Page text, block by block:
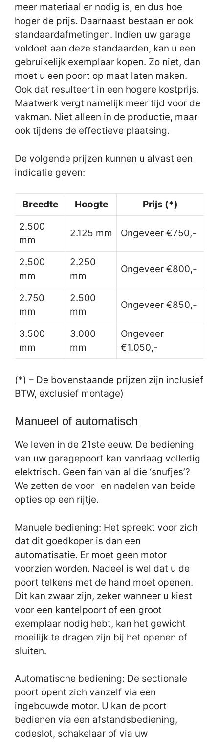
meer materiaal er nodig is, en dus hoe
hoger de prijs. Daarnaast bestaan er ook
standaardafmetingen. Indien uw garage
voldoet aan deze standaarden, kan u een
gebruikelijk exemplaar kopen. Zo niet, dan
moet u een poort op maat laten maken.
Ook dat resulteert in een hogere kostprijs.
Maatwerk vergt namelijk meer tijd voor de
vakman. Niet alleen in de productie, maar
ook tijdens de effectieve plaatsing.
De volgende prijzen kunnen u alvast een
indicatie geven:
Breedte Hoogte
Prijs (*)
2.500
mm
2.125 mm Ongeveer €750,-
2.500
mm
2.250
mm
Ongeveer €800,-
2.750
mm
2.500
mm
Ongeveer €850,-
3.500
mm
3.000
mm
Ongeveer
€1.050,-
(*) – De bovenstaande prijzen zijn inclusief
BTW, exclusief montage)
Manueel of automatisch
We leven in de 21ste eeuw. De bediening
van uw garagepoort kan vandaag volledig
elektrisch. Geen fan van al die ‘snufjes’?
We zetten de voor- en nadelen van beide
opties op een rijtje.
Manuele bediening: Het spreekt voor zich
dat dit goedkoper is dan een
automatisatie. Er moet geen motor
voorzien worden. Nadeel is wel dat u de
poort telkens met de hand moet openen.
Dit kan zwaar zijn, zeker wanneer u kiest
voor een kantelpoort of een groot
exemplaar nodig hebt, kan het gewicht
moeilijk te dragen zijn bij het openen of
sluiten.
Automatische bediening: De sectionale
poort opent zich vanzelf via een
ingebouwde motor. U kan de poort
bedienen via een afstandsbediening,
codeslot, schakelaar of via uw